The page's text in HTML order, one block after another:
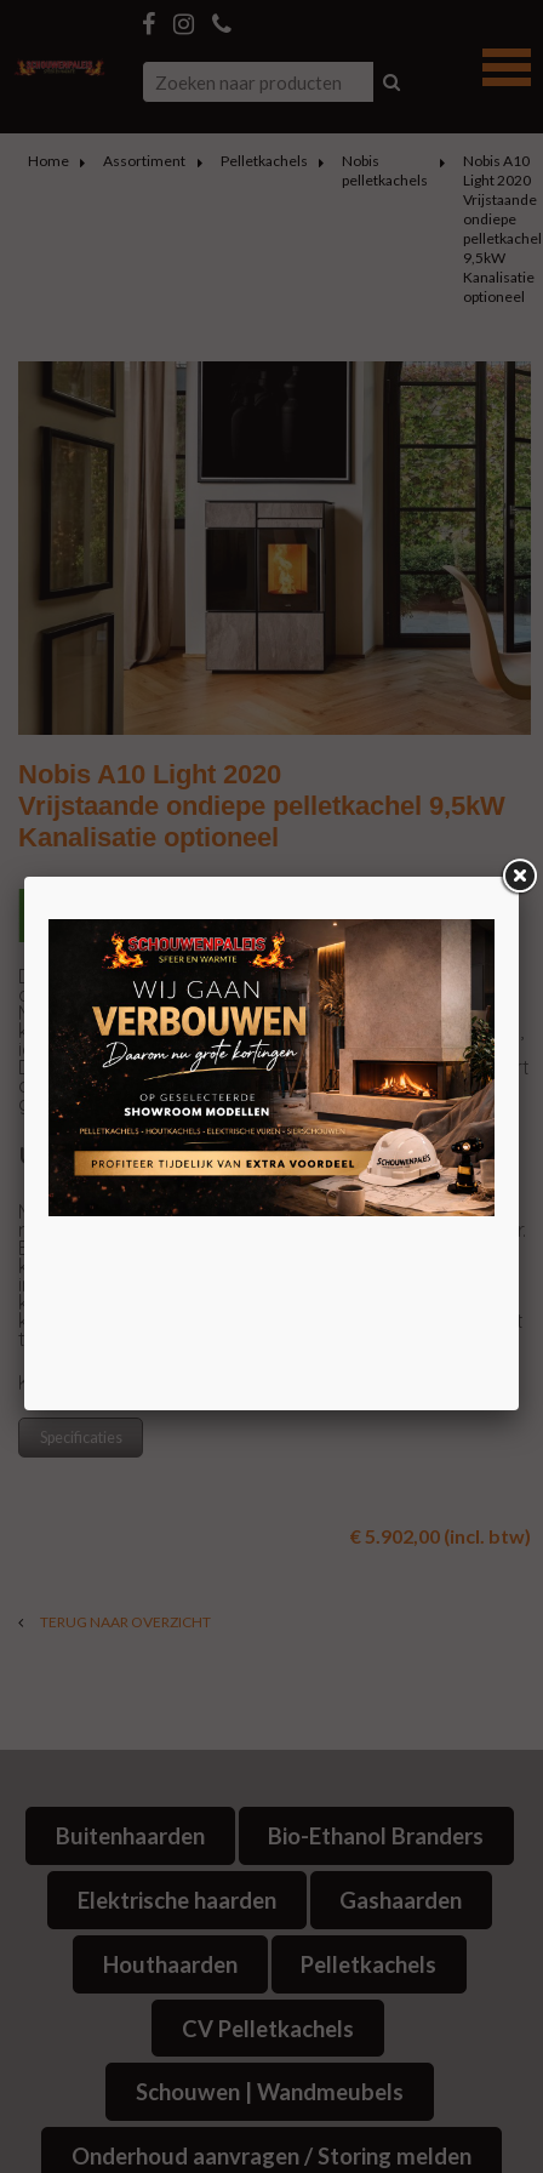
Home Assortiment Pelletkachels
Nobis
pelletkachels
Nobis A10
Light 2020
Vrijstaande
ondiepe
pelletkachel
9,5kW
Kanalisatie
optioneel
Nobis A10 Light 2020
Vrijstaande ondiepe pelletkachel 9,5kW
Kanalisatie optioneel
De Nobis A10 Light 2020 is een robuuste pelletkachel die
ontworpen is om grote ruimtes efficiënt te verwarmen.
Met een royale pelletcapaciteit van 35 kg biedt deze
kache lange branduren zonder vaak bij te hoeven vullen,
ideaal voor wie comfort en gemak belangrijk vindt.
Dankzij de geavanceerde verbrandingstechnologie levert
deze kachel constante, gelijkmatige warmte, zelfs in
grotere woonruimtes.
Uniek ontwerp voor uw interieur
Met afmetingen van 76 x 112 x 42 cm en een strak,
modern design is de A10 Light 2020 een echte blikvanger.
Beschikbaar in diverse kleuren, waardoor u de kachel
kunt afstemmen op uw persoonlijke smaak en
interieurstijl. Het strakke, verticale ontwerp maakt deze
kachel bijzonder geschikt voor zowel moderne als
klassieke woonruimtes, waar hij moeiteloos de aandacht
trekt.
KOM VOOR UW PRIJS NAAR ONZE SHOWROOM
Specificaties
€ 5.902,00 (incl. btw)
TERUG NAAR OVERZICHT
Buitenhaarden Bio-Ethanol Branders
Elektrische haarden Gashaarden
Houthaarden Pelletkachels
CV Pelletkachels
Schouwen | Wandmeubels
Onderhoud aanvragen / Storing melden